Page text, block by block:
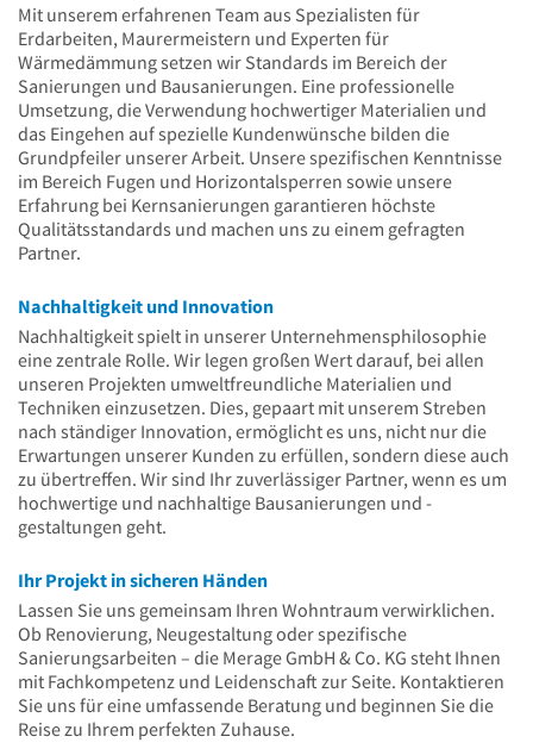
Mit unserem erfahrenen Team aus Spezialisten für
Erdarbeiten, Maurermeistern und Experten für
Wärmedämmung setzen wir Standards im Bereich der
Sanierungen und Bausanierungen. Eine professionelle
Umsetzung, die Verwendung hochwertiger Materialien und
das Eingehen auf spezielle Kundenwünsche bilden die
Grundpfeiler unserer Arbeit. Unsere spezifischen Kenntnisse
im Bereich Fugen und Horizontalsperren sowie unsere
Erfahrung bei Kernsanierungen garantieren höchste
Qualitätsstandards und machen uns zu einem gefragten
Partner.
Nachhaltigkeit und Innovation
Nachhaltigkeit spielt in unserer Unternehmensphilosophie
eine zentrale Rolle. Wir legen großen Wert darauf, bei allen
unseren Projekten umweltfreundliche Materialien und
Techniken einzusetzen. Dies, gepaart mit unserem Streben
nach ständiger Innovation, ermöglicht es uns, nicht nur die
Erwartungen unserer Kunden zu erfüllen, sondern diese auch
zu übertreffen. Wir sind Ihr zuverlässiger Partner, wenn es um
hochwertige und nachhaltige Bausanierungen und -
gestaltungen geht.
Ihr Projekt in sicheren Händen
Lassen Sie uns gemeinsam Ihren Wohntraum verwirklichen.
Ob Renovierung, Neugestaltung oder spezifische
Sanierungsarbeiten – die Merage GmbH & Co. KG steht Ihnen
mit Fachkompetenz und Leidenschaft zur Seite. Kontaktieren
Sie uns für eine umfassende Beratung und beginnen Sie die
Reise zu Ihrem perfekten Zuhause.